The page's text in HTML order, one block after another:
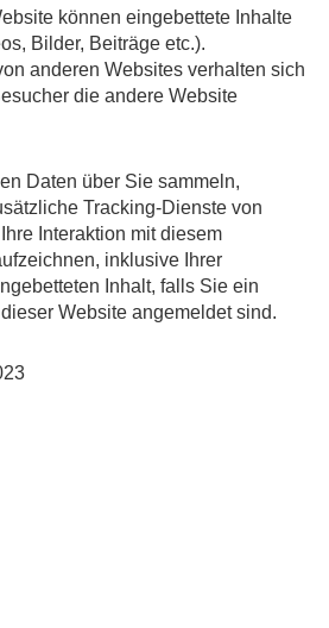
können eingebettete Inhalte
Bilder, Beiträge etc.).
anderen Websites verhalten sich
die andere Website
Daten über Sie sammeln,
Tracking-Dienste von
Interaktion mit diesem
inklusive Ihrer
Inhalt, falls Sie ein
Website angemeldet sind.